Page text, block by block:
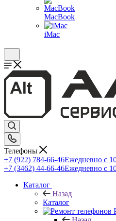
MacBook
iMac
Телефоны
+7 (922) 784-66-46Ежедневно с
+7 (3462) 44-66-46Ежедневно с
Каталог
Назад
Каталог